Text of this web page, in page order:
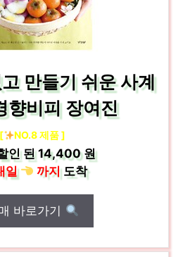
만들기 쉬운 사계
향비피 장여진
[ NO.8 제품 ]
인 된14,400 원
일
까지도착
바로가기